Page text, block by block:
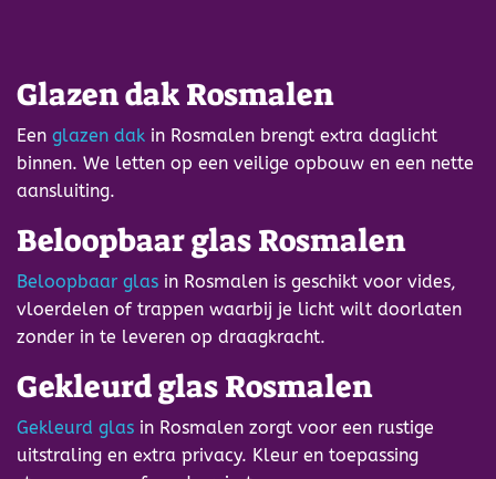
Glazen dak Rosmalen
Een glazen dak in Rosmalen brengt extra daglicht
binnen. We letten op een veilige opbouw en een nette
aansluiting.
Beloopbaar glas Rosmalen
Beloopbaar glas in Rosmalen is geschikt voor vides,
vloerdelen of trappen waarbij je licht wilt doorlaten
zonder in te leveren op draagkracht.
Gekleurd glas Rosmalen
Gekleurd glas in Rosmalen zorgt voor een rustige
uitstraling en extra privacy. Kleur en toepassing